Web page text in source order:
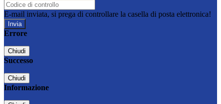
E-mail inviata, si prega di controllare la casella di posta elettronica!
Errore
Chiudi
Successo
Chiudi
Informazione